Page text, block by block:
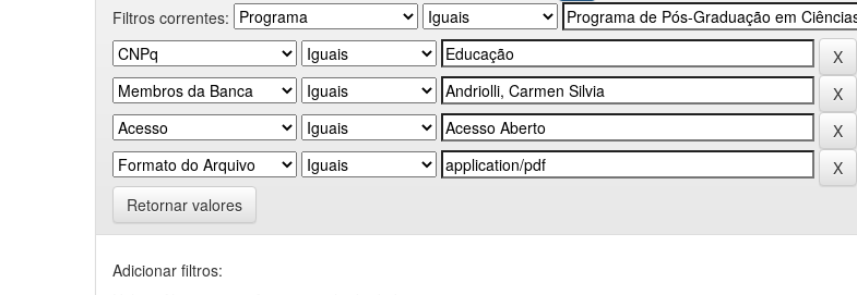
Filtros correntes:
Retornar valores
Adicionar filtros: